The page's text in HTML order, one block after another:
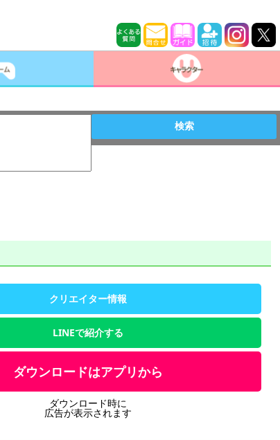
検索
クリエイター情報
LINEで紹介する
ダウンロードはアプリから
ダウンロード時に
広告が表示されます